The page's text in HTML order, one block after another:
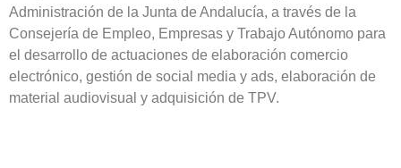
Administración de la Junta de Andalucía, a través de la
Consejería de Empleo, Empresas y Trabajo Autónomo para
el desarrollo de actuaciones de elaboración comercio
electrónico, gestión de social media y ads, elaboración de
material audiovisual y adquisición de TPV.